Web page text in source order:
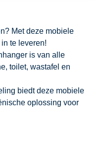
Met deze mobiele
te leveren!
is van alle
toilet, wastafel en
biedt deze mobiele
oplossing voor